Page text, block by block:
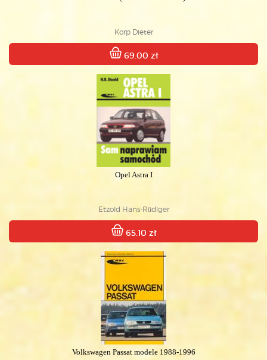
Korp Dieter
69.00 zł
Opel Astra I
Etzold Hans-Rüdiger
65.10 zł
Volkswagen Passat modele 1988-1996